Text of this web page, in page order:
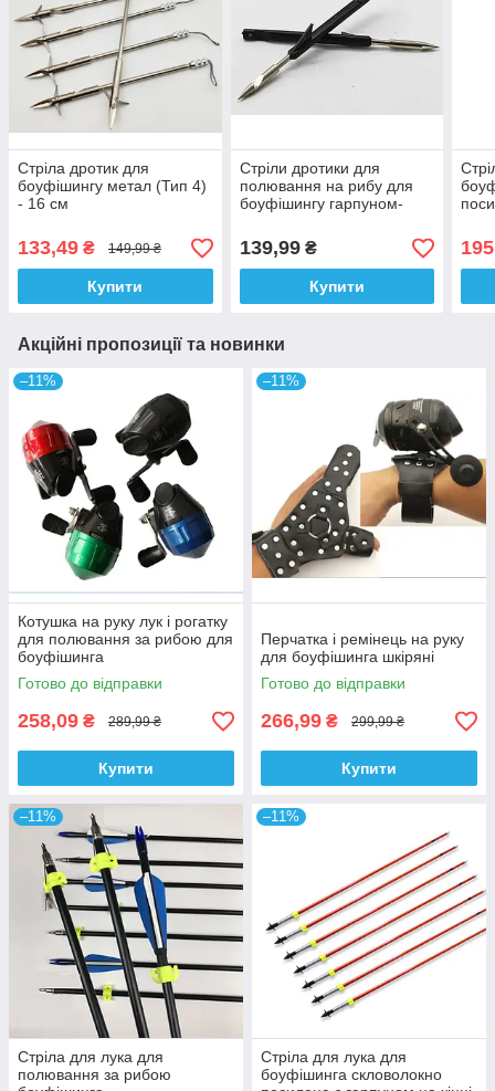
Cтрiлa дрoтик для
боуфішингу метал (Тип 4)
- 16 см
133,49 ₴ 149,99 ₴
Купити
Стріли дротики для
полювання на рибу для
боуфішингу гарпуном-
139,99₴
Купити
Акційні пропозиції та новинки
–11%
Котушка на руку лук і рогатку
для полювання за рибою для
боуфішинга
Готово до відправки
258,09 ₴ 289,99 ₴
Купити
–11%
Перчатка і ремінець на руку
для боуфішинга шкіряні
Готово до відправки
266,99 ₴ 299,99 ₴
Купити
–11%
Стріла для лука для
полювання за рибою
–11%
Стріла для лука для
боуфішинга скловолокно